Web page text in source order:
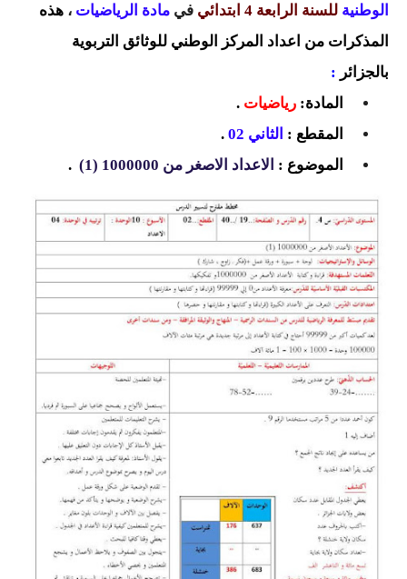
السنة الثالثة متوسط
بنك الفروض و الاختبارات
بنك مذكرات الاستاذ
بنك التوزيعات الشهرية
دفاتر استاذ التعليم الابتدائي
المسابقات المهنية
البحوث الجاهزة
بحوث اللغة العربية
بحوث الرياضيات
بحوث التاريخ و الجغرافيا
بحوث الفيزياء و الكيمياء
الوطنية للسنة الرابعة 4 ابتدائي في مادة الرياضيات ، هذه
المذكرات من اعداد المركز الوطني للوثائق التربوية
بالجزائر :
المادة: رياضيات .
المقطع : الثاني 02
.
الموضوع : الاعداد الاصغر من 1000000 (1) .